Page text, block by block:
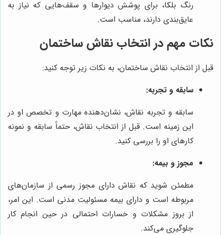
رنگ بلکا، برای پوشش دیوارها و سقف‌هایی که نیاز به
عایق‌بندی دارند، مناسب است.
نکات مهم در انتخاب نقاش ساختمان
قبل از انتخاب نقاش ساختمان، به نکات زیر توجه کنید:
سابقه و تجربه:
سابقه و تجربه نقاش، نشان‌دهنده مهارت و تخصص او در
این زمینه است. قبل از انتخاب نقاش، حتماً سابقه و نمونه
کارهای او را بررسی کنید.
مجوز و بیمه:
مطمئن شوید که نقاش دارای مجوز رسمی از سازمان‌های
مربوطه است و دارای بیمه مسئولیت مدنی است. این امر،
از بروز مشکلات و خسارات احتمالی در حین انجام کار
جلوگیری می‌کند.